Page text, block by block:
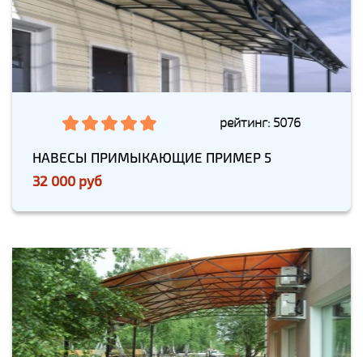
рейтинг: 5076
НАВЕСЫ ПРИМЫКАЮЩИЕ ПРИМЕР 5
32 000 руб